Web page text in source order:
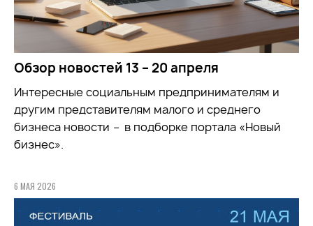
Обзор новостей 13 – 20 апреля
Интересные социальным предпринимателям и
другим представителям малого и среднего
бизнеса новости – в подборке портала «Новый
бизнес».
6 МАЯ 2026